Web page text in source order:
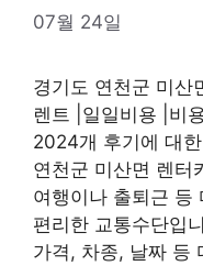
07월 24일
경기도 연천군 미산
렌트 |일일비용 |비
2024개 후기에 대
연천군 미산면 렌터
여행이나 출퇴근 등
편리한 교통수단입
가격, 차종, 날짜 등